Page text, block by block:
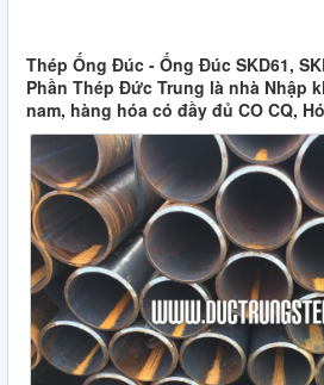
Thép Ống Đúc - Ống Đúc SKD61,
Phần Thép Đức Trung là nhà Nhập
nam, hàng hóa có đầy đủ CO CQ,